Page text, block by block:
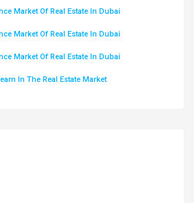
Market Of Real Estate In Dubai
Market Of Real Estate In Dubai
Market Of Real Estate In Dubai
In The Real Estate Market